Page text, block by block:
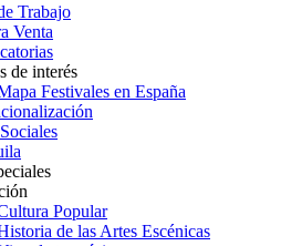
Trabajo
Venta
de interés
Festivales en España
Popular
de las Artes Escénicas